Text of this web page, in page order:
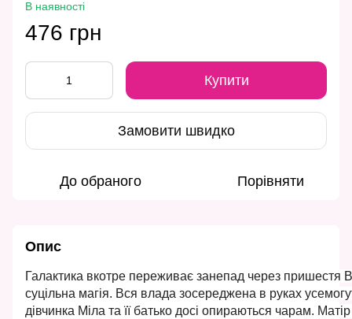
В наявності
476 грн
Купити
Замовити швидко
До обраного Порівняти
Опис
Галактика вкотре переживає занепад через пришестя
суцільна магія. Вся влада зосереджена в руках
дівчинка Міла та її батько досі опираються чарам.